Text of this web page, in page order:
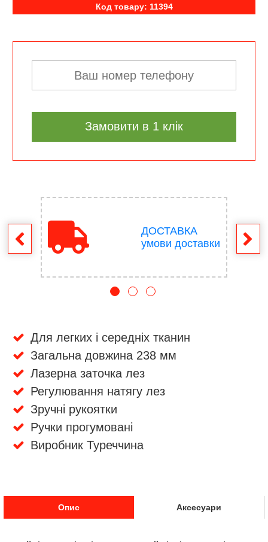
Код товару: 11394
Замовити в 1 клік
ДОСТАВКА
умови доставки
Для легких і середніх тканин
Загальна довжина 238 мм
Лазерна заточка лез
Регулювання натягу лез
Зручні рукоятки
Ручки прогумовані
Виробник Туреччина
Опис Аксесуари